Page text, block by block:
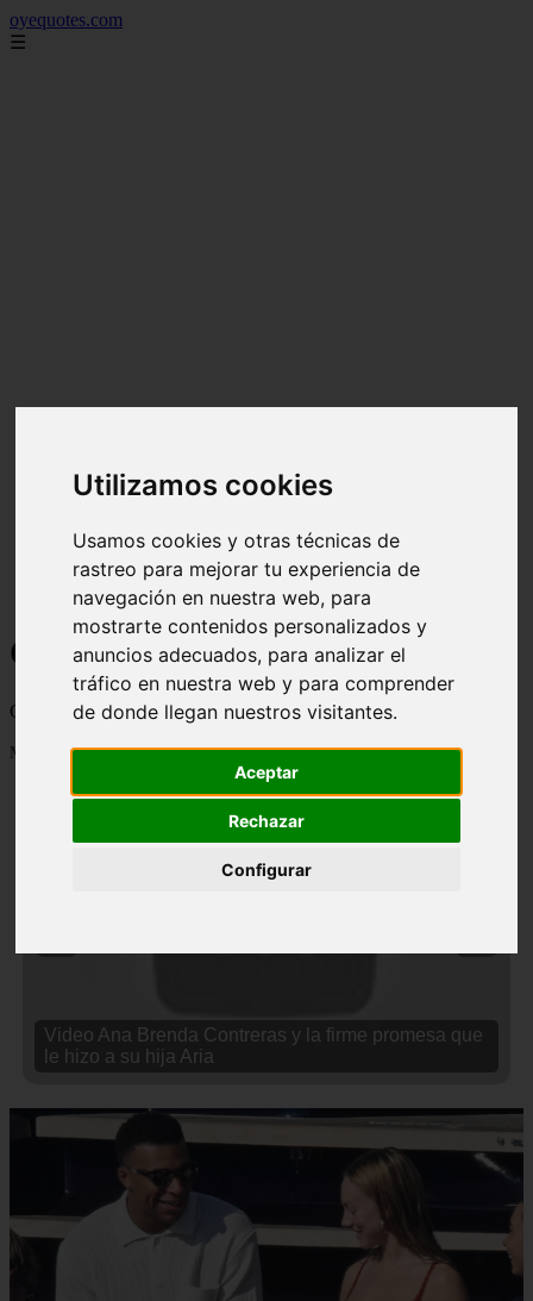
Utilizamos cookies
Usamos cookies y otras técnicas de
rastreo para mejorar tu experiencia de
navegación en nuestra web, para
mostrarte contenidos personalizados y
anuncios adecuados, para analizar el
tráfico en nuestra web y para comprender
de donde llegan nuestros visitantes.
Aceptar
Rechazar
Configurar
oyequotes.com
☰
Curiosidades y Sabias que
Cosas curiosas, curiosidades, noticias impactantes y mucho mas
Mostrando 1 - 24 de 2833 artículos
Video Ana Brenda Contreras y la firme promesa que
le hizo a su hija Aria